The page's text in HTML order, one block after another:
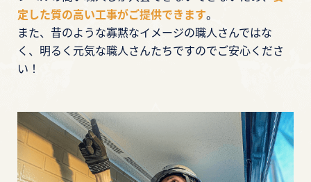
定した質の高い工事がご提供できます。
また、昔のような寡黙なイメージの職人さんではな
く、明るく元気な職人さんたちですのでご安心くださ
い！